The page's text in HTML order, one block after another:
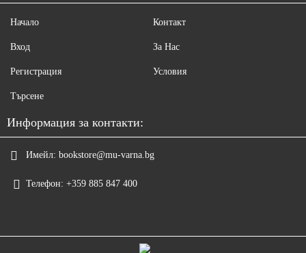
Начало
Вход
Регистрация
Търсене
Контакт
За Нас
Условия
Информация за контакти:
Имейл: bookstore@mu-varna.bg
Телефон: +359 885 847 400